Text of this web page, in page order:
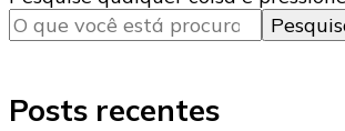
algo?
Posts recentes